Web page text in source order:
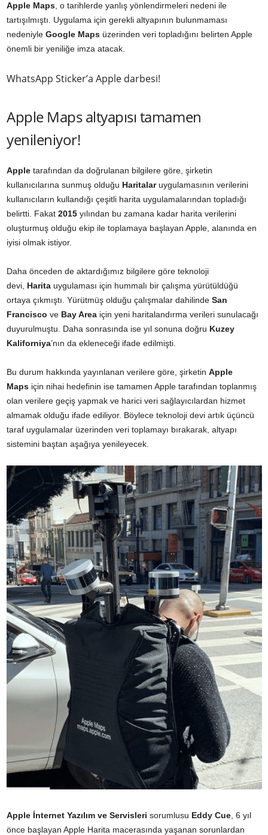
Apple Maps , o tarihlerde yanlış yönlendirmeleri nedeni ile
tartışılmıştı. Uygulama için gerekli altyapının bulunmaması
nedeniyle Google Maps üzerinden veri topladığını belirten Apple
önemli bir yeniliğe imza atacak.
WhatsApp Sticker’a Apple darbesi!
Apple Maps altyapısı tamamen
yenileniyor!
Apple tarafından da doğrulanan bilgilere göre, şirketin
kullanıcılarına sunmuş olduğu Haritalaruygulamasının verilerini
kullanıcıların kullandığı çeşitli harita uygulamalarından topladığı
belirtti. Fakat 2015 yılından bu zamana kadar harita verilerini
oluşturmuş olduğu ekip ile toplamaya başlayan Apple, alanında en
iyisi olmak istiyor.
Daha önceden de aktardığımız bilgilere göre teknoloji
devi, Harita uygulaması için hummalı bir çalışma yürütüldüğü
ortaya çıkmıştı. Yürütmüş olduğu çalışmalar dahilinde San
Francisco ve Bay Area için yeni haritalandırma verileri sunulacağı
duyurulmuştu. Daha sonrasında ise yıl sonuna doğru Kuzey
Kaliforniya’nın da ekleneceği ifade edilmişti.
Bu durum hakkında yayınlanan verilere göre, şirketin Apple
Maps için nihai hedefinin ise tamamen Apple tarafından toplanmış
olan verilere geçiş yapmak ve harici veri sağlayıcılardan hizmet
almamak olduğu ifade ediliyor. Böylece teknoloji devi artık üçüncü
taraf uygulamalar üzerinden veri toplamayı bırakarak, altyapı
sistemini baştan aşağıya yenileyecek.
Apple İnternet Yazılım ve Servisleri sorumlusu Eddy Cue , 6 yıl
önce başlayan Apple Harita macerasında yaşanan sorunlardan